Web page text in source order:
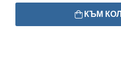
КЪМ